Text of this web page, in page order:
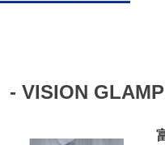
VISION